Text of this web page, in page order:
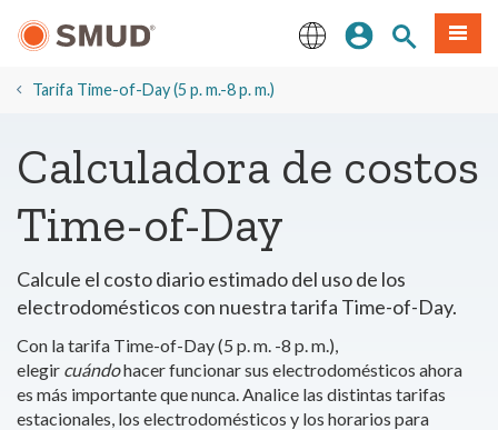
principal
Iniciar sesión
Buscar en
Menú
Tarifa Time-of-Day (5 p. m.-8 p. m.)
Calculadora de costos
Time-of-Day
Calcule el costo diario estimado del uso de los
electrodomésticos con nuestra tarifa Time-of-Day.
Con la tarifa Time-of-Day (5 p. m. -8 p. m.),
elegir cuándohacer funcionar sus electrodomésticos ahora
es más importante que nunca. Analice las distintas tarifas
estacionales, los electrodomésticos y los horarios para